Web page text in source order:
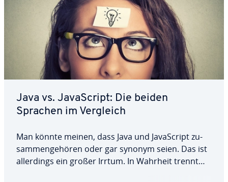
Java vs. Ja­va­Script: Die beiden
Sprachen im Vergleich
Man könnte meinen, dass Java und Ja­va­Script zu­
sam­men­ge­hö­ren oder gar synonym seien. Das ist
al­ler­dings ein großer Irrtum. In Wahrheit trennt